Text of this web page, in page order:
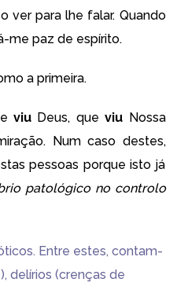
ver para lhe falar. Quando
me paz de espírito.
a primeira.
viu Deus, queviu Nossa
Num caso destes,
pessoas porque isto já
patológico no controlo
Entre estes, contam-
delírios (crenças de